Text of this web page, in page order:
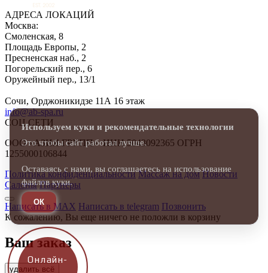
АДРЕСА ЛОКАЦИЙ
Москва:
Смоленская, 8
Площадь Европы, 2
Пресненская наб., 2
Погорельский пер., 6
Оружейный пер., 13/1
Сочи, Орджоникидзе 11А 16 этаж
info@ab-spa.ru
СОЦ.СЕТИ
ООО «АЗИЯ ГРУПП» ИНН 5043092365 ОГРН
1255000106844
Политика конфиденциальности Массаж на дом Новости
Салоны Партнеры
Используем куки и рекомендательные технологии
Это чтобы сайт работал лучше.
Оставаясь с нами, вы соглашаетесь на использование
файлов куки.
ОК
Написать в MAX Написать в telegram Позвонить
К сожалению, Вы еще ничего не положли в корзину
Ваш заказ
удалить всё
Онлайн-